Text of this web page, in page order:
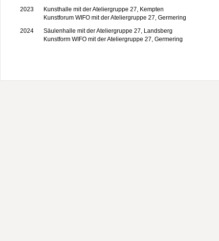
2023
Kunsthalle mit der Ateliergruppe 27, Kempten
Kunstforum WIFO mit der Ateliergruppe 27, Germering
2024
Säulenhalle mit der Ateliergruppe 27, Landsberg
Kunstform WIFO mit der Ateliergruppe 27, Germering